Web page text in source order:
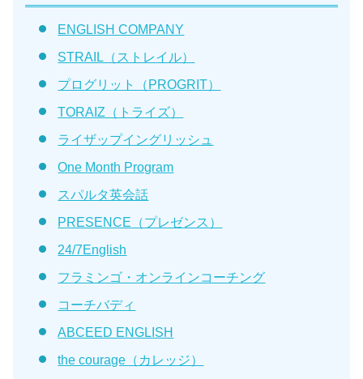
ENGLISH COMPANY
STRAIL（ストレイル）
プログリット（PROGRIT）
TORAIZ（トライズ）
ライザップイングリッシュ
One Month Program
スパルタ英会話
PRESENCE（プレゼンス）
24/7English
フラミンゴ・オンラインコーチング
コーチバディ
ABCEED ENGLISH
the courage（カレッジ）